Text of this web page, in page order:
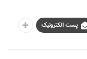
پست الکترونیک